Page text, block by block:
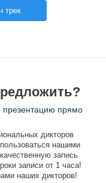
трек
презентацию прямо
дикторов
нашими
запись
записи от 1 часа!
наших дикторов!